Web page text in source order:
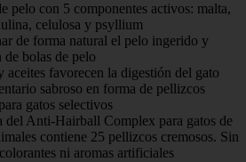
pelo con 5 componentes activos: malta,
celulosa y psyllium
de forma natural el pelo ingerido y
bolas de pelo
aceites favorecen la digestión del gato
sabroso en forma de pellizcos
gatos selectivos
del Anti-Hairball Complex para gatos de
contiene 25 pellizcos cremosos. Sin
ni aromas artificiales